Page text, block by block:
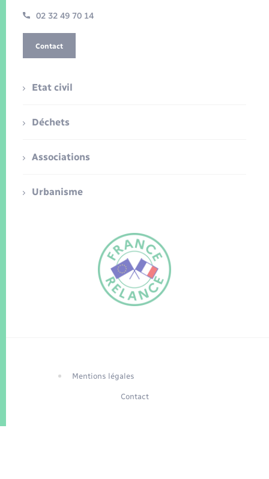
02 32 49 70 14
Contact
Etat civil
Déchets
Associations
Urbanisme
Mentions légales
Contact